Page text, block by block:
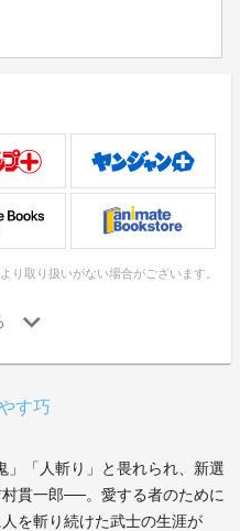
り取り扱いがない場合がございます。
す巧
「人斬り」と畏れられ、新選
貫一郎──。愛する者のために
を斬り続けた武士の生涯が